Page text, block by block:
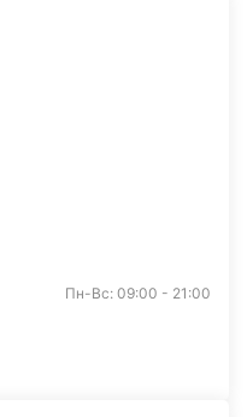
Пн-Вс: 09:00 - 21:00